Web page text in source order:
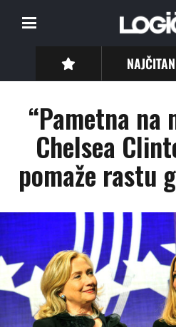
“Pametna na
Chelsea
pomaže rastu